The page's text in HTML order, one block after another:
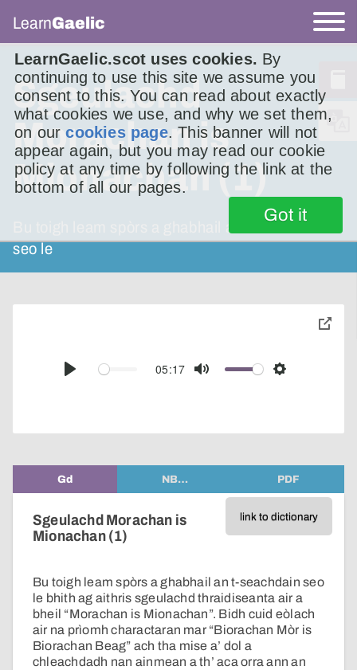
LearnGaelic.scot uses cookies. By
continuing to use this site we assume you
consent to this. You can read about exactly
what cookies we use, and why we set them,
on ourcookies page. This banner will not
appear again, but you may read our cookie
policy at any time by following the link at the
bottom of all our pages.
Got it
LearnGaelic
Sgeulachd
Morachan is
Mionachan (1)
Bu toigh leam spòrs a ghabhail an t-seachdain
seo le
Play
05:17
Mute Settings
toggle
Gd NB… PDF
link to dictionary
Sgeulachd Morachan is
Mionachan (1)
Bu toigh leam spòrs a ghabhail an t-seachdain seo
le bhith ag aithris sgeulachd thraidiseanta air a
bheil “Morachan is Mionachan”. Bidh cuid eòlach
air na prìomh charactaran mar “Biorachan Mòr is
Biorachan Beag” ach tha mise a’ dol a
chleachdadh nan ainmean a th’ aca orra ann an